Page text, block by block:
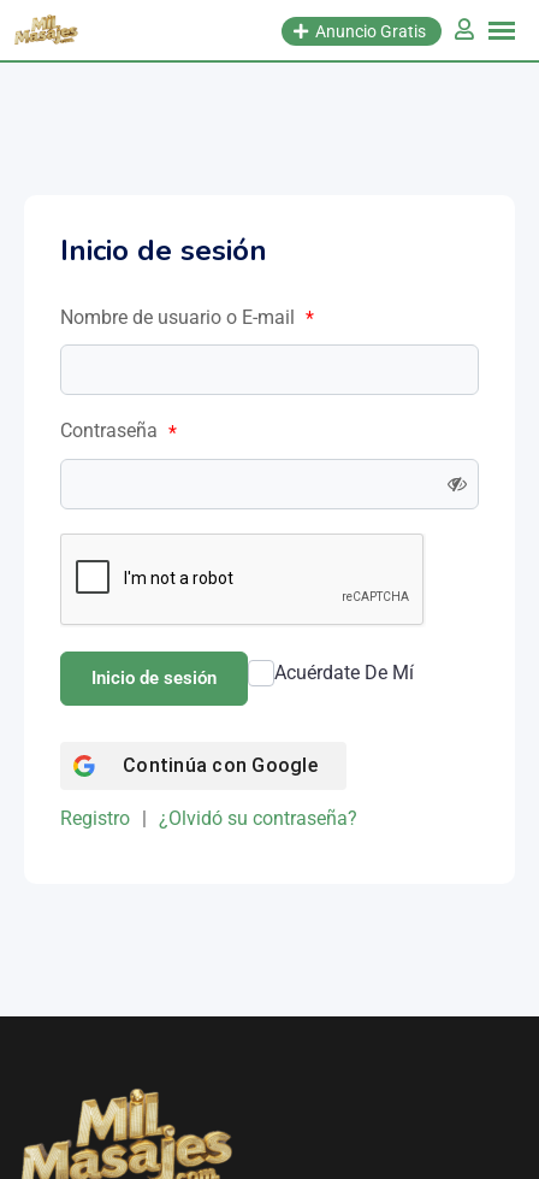
Anuncio Gratis
Inicio de sesión
Nombre de usuario o E-mail *
Contraseña *
Inicio de sesión Acuérdate De Mí
Continúa con Google
Registro | ¿Olvidó su contraseña?